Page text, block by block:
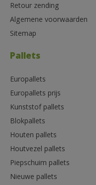
Retour zending
Algemene voorwaarden
Sitemap
Pallets
Europallets
Europallets prijs
Kunststof pallets
Blokpallets
Houten pallets
Houtvezel pallets
Piepschuim pallets
Nieuwe pallets